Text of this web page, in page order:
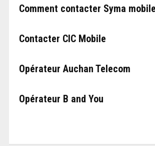
Comment contacter Syma
Contacter CIC Mobile
Opérateur Auchan Telecom
Opérateur B and You